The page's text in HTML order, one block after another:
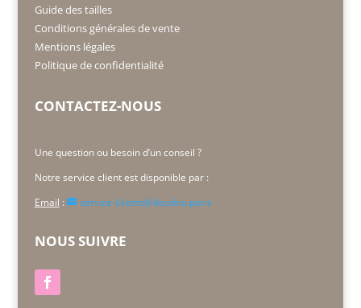
Guide des tailles
Conditions générales de vente
Mentions légales
Politique de confidentialité
CONTACTEZ-NOUS
Une question ou besoin d’un conseil ?
Notre service client est disponible par :
Email : service-clients@doudou.paris
NOUS SUIVRE